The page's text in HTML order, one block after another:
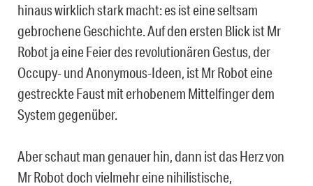
hinaus wirklich stark macht: es ist eine seltsam
gebrochene Geschichte. Auf den ersten Blick ist Mr
Robot ja eine Feier des revolutionären Gestus, der
Occupy- und Anonymous-Ideen, ist Mr Robot eine
gestreckte Faust mit erhobenem Mittelfinger dem
System gegenüber.
Aber schaut man genauer hin, dann ist das Herz von
Mr Robot doch vielmehr eine nihilistische,